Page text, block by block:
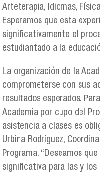
Arteterapia, Idiomas,
Esperamos que esta
significativamente el
estudiantado a la
La organización de la
comprometerse con sus
resultados esperados.
Academia por cupo del
asistencia a clases es
Urbina Rodríguez,
Programa. “Deseamos
significativa para las y los